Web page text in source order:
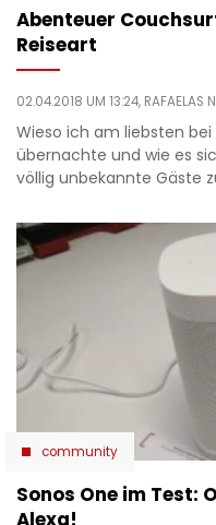
Abenteuer
Reiseart
02.04.2018 UM 13:24, RAFAELAS
Wieso ich am liebsten
übernachte und wie es
völlig unbekannte Gäste
community
Sonos One im Test:
Alexa!